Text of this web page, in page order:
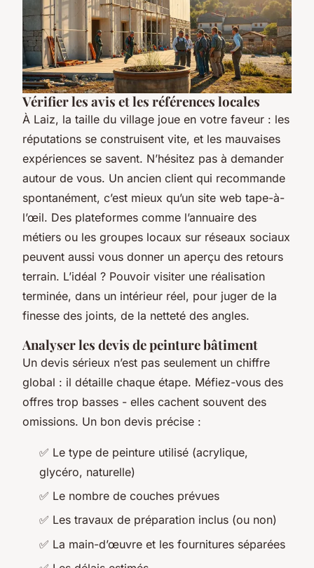
Vérifier les avis et les références locales
À Laiz, la taille du village joue en votre faveur : les
réputations se construisent vite, et les mauvaises
expériences se savent. N’hésitez pas à demander
autour de vous. Un ancien client qui recommande
spontanément, c’est mieux qu’un site web tape-à-
l’œil. Des plateformes comme l’annuaire des
métiers ou les groupes locaux sur réseaux sociaux
peuvent aussi vous donner un aperçu des retours
terrain. L’idéal ? Pouvoir visiter une réalisation
terminée, dans un intérieur réel, pour juger de la
finesse des joints, de la netteté des angles.
Analyser les devis de peinture bâtiment
Un devis sérieux n’est pas seulement un chiffre
global : il détaille chaque étape. Méfiez-vous des
offres trop basses - elles cachent souvent des
omissions. Un bon devis précise :
✅ Le type de peinture utilisé (acrylique,
glycéro, naturelle)
✅ Le nombre de couches prévues
✅ Les travaux de préparation inclus (ou non)
✅ La main-d’œuvre et les fournitures séparées